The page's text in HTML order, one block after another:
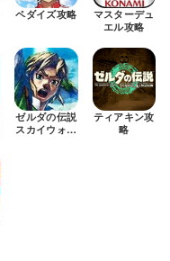
ペダイズ攻略
マスターデュ
エル攻略
ゼルダの伝説
スカイウォー
ティアキン攻
略